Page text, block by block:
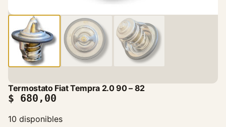
Termostato Fiat Tempra 2.0 90 – 82
$ 680,00
10 disponibles